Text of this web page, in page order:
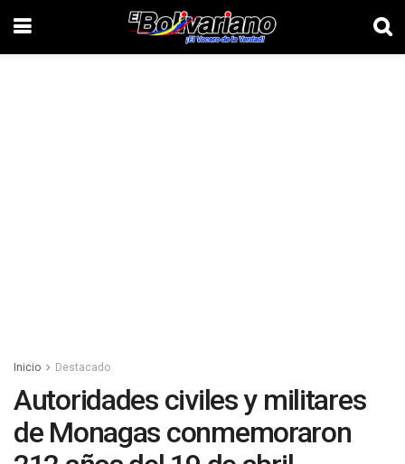
Inicio Destacado
Autoridades civiles y militares
de Monagas conmemoraron